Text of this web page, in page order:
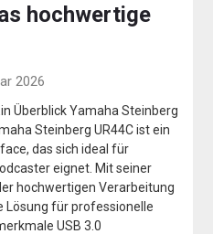
hochwertige
2026
Überblick Yamaha Steinberg
Steinberg UR44C ist ein
das sich ideal für
eignet. Mit seiner
hochwertigen Verarbeitung
Lösung für professionelle
USB 3.0